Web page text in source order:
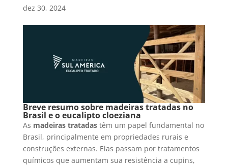
dez 30, 2024
Breve resumo sobre madeiras tratadas no
Brasil e o eucalipto cloeziana
As madeiras tratadastêm um papel fundamental no
Brasil, principalmente em propriedades rurais e
construções externas. Elas passam por tratamentos
químicos que aumentam sua resistência a cupins,